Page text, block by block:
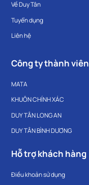
Về Duy Tân
Tuyển dụng
Liên hệ
Công ty thành viên
MATA
KHUÔN CHÍNH XÁC
DUY TÂN LONG AN
DUY TÂN BÌNH DƯƠNG
Hỗ trợ khách hàng
Điều khoản sử dụng